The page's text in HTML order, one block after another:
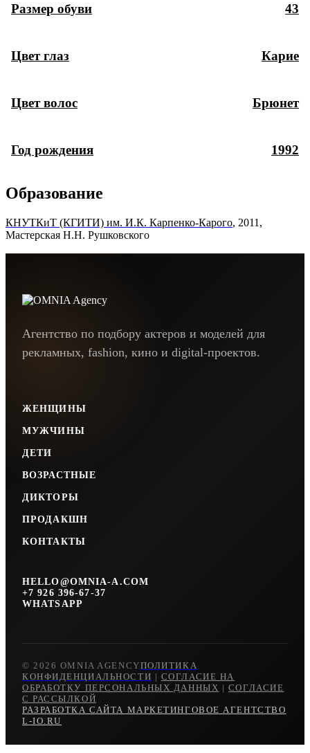
Размер обуви 43
Цвет глаз Карие
Цвет волос Брюнет
Год рождения 1992
Образование
КНУТКиТ (КГИТИ) им. И.К. Карпенко-Карого, 2011,
Мастерская Н.Н. Рушковского
Агентство по подбору актеров и моделей для
рекламных, fashion, кино и digital-проектов.
ЖЕНЩИНЫ
МУЖЧИНЫ
ДЕТИ
ВОЗРАСТНЫЕ
ДИКТОРЫ
ПРОДАКШН
КОНТАКТЫ
HELLO@OMNIA-A.COM
+7 926 396-67-37
WHATSAPP
© 2026 OMNIA AGENCYПОЛИТИКА
КОНФИДЕНЦИАЛЬНОСТИ | СОГЛАСИЕ НА
ОБРАБОТКУ ПЕРСОНАЛЬНЫХ ДАННЫХ | СОГЛАСИЕ
С РАССЫЛКОЙ
РАЗРАБОТКА САЙТА МАРКЕТИНГОВОЕ АГЕНТСТВО
L-IO.RU